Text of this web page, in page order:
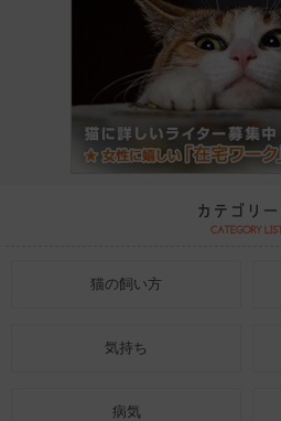
猫の飼い方
気持ち
病気